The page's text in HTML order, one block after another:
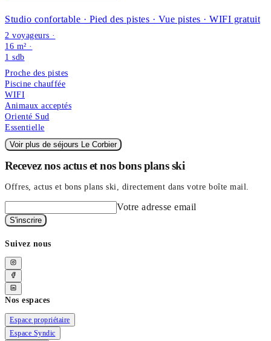
Studio confortable · Pied des pistes · Vue pistes · WIFI gratuit
2 voyageurs ·
16 m² ·
1sdb
Proche des pistes
Piscine chauffée
WIFI
Animaux acceptés
Orienté Sud
Essentielle
Voir plus de séjours Le Corbier
Recevez nos actus et nos bons plans ski
Offres, actus et bons plans ski, directement dans votre boîte mail.
Votre adresse email
S'inscrire
Suivez nous
Nos espaces
Espace propriétaire
Espace Syndic